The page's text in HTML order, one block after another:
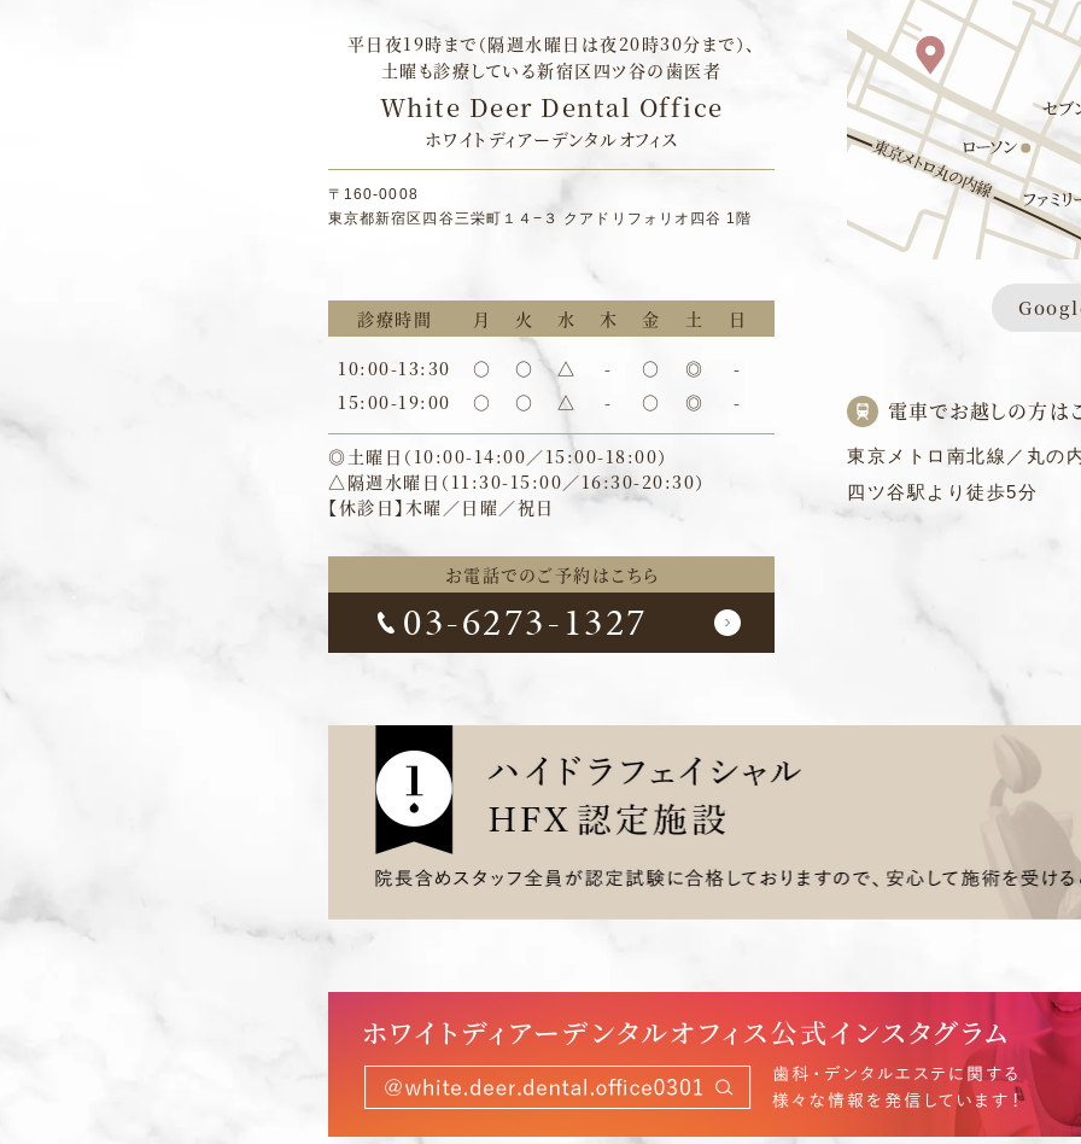
平⽇夜19時まで（隔週水曜日は夜20時30分まで）、
土曜も診療している新宿区四ツ谷の⻭医者
White Deer Dental Office
ホワイトディアーデンタルオフィス
〒160-0008
東京都新宿区四谷三栄町１４−３ クアドリフォリオ四谷 1階
診療時間 月 火 水 木 金 土 日
10:00-13:30 ○ ○ △ - ○ ◎
-
15:00-19:00
○ ○ △ - ○ ◎ -
◎土曜日（10:00-14:00／15:00-18:00）
△隔週水曜日（11:30-15:00／16:30-20:30）
【休診日】木曜／日曜／祝日
お電話でのご予約はこちら
03-6273-1327
電車でお越しの方は
東京メトロ南北線／丸の
四ツ谷駅より徒歩5分